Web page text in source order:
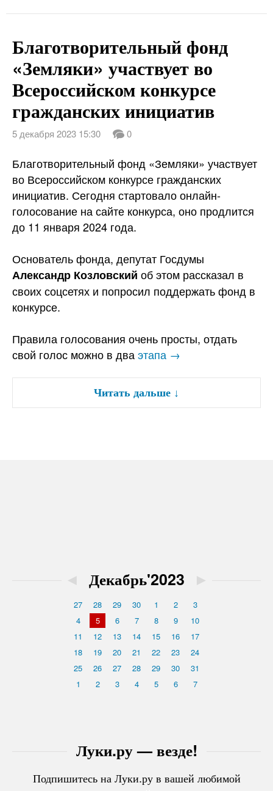
Благотворительный фонд
«Земляки» участвует во
Всероссийском конкурсе
гражданских инициатив
5 декабря 2023 15:30 0
Благотворительный фонд «Земляки» участвует
во Всероссийском конкурсе гражданских
инициатив. Сегодня стартовало онлайн-
голосование на сайте конкурса, оно продлится
до 11 января 2024 года.
Основатель фонда, депутат Госдумы
Александр Козловский об этом рассказал в
своих соцсетях и попросил поддержать фонд в
конкурсе.
Правила голосования очень просты, отдать
свой голос можно в дваэтапа →
Читать дальше ↓
Луки.ру — везде!
Подпишитесь на Луки.ру в вашей любимой
◄ Декабрь'2023 ►
27 28 29 30 1 2
3
4
5 6 7 8 9
10
11
12 13 14 15 16
17
18
19 20 21 22 23
24
25
26 27 28 29 30
31
1
2 3 4 5 6 7